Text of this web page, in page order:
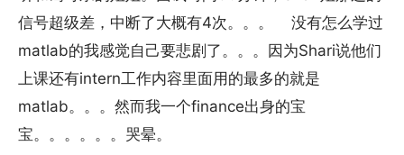
信号超级差，中断了大概有4次。。。 没有怎么学过
matlab的我感觉自己要悲剧了。。。因为Shari说他们
上课还有intern工作内容里面用的最多的就是
matlab。。。然而我一个finance出身的宝
宝。。。。。。哭晕。